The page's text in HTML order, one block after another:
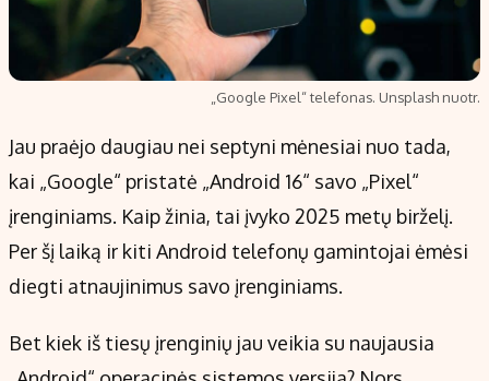
„Google Pixel“ telefonas. Unsplash nuotr.
Jau praėjo daugiau nei septyni mėnesiai nuo tada,
kai „Google“ pristatė „Android 16“ savo „Pixel“
įrenginiams. Kaip žinia, tai įvyko 2025 metų birželį.
Per šį laiką ir kiti Android telefonų gamintojai ėmėsi
diegti atnaujinimus savo įrenginiams.
Bet kiek iš tiesų įrenginių jau veikia su naujausia